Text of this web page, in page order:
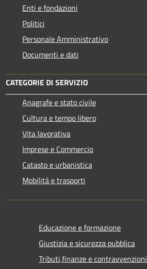
Enti e fondazioni
Politici
Personale Amministrativo
Documenti e dati
CATEGORIE DI SERVIZIO
Anagrafe e stato civile
Cultura e tempo libero
Vita lavorativa
Imprese e Commercio
Catasto e urbanistica
Mobilità e trasporti
Educazione e formazione
Giustizia e sicurezza pubblica
Tributi,finanze e contravvenzioni